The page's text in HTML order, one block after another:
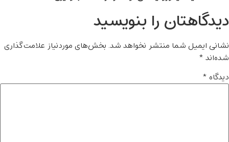
را بنویسید
ایمیل شما منتشر نخواهد شد. بخش‌های موردنیاز علامت‌گذاری
*
*